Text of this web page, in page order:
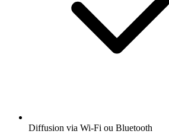
Diffusion via Wi-Fi ou Bluetooth